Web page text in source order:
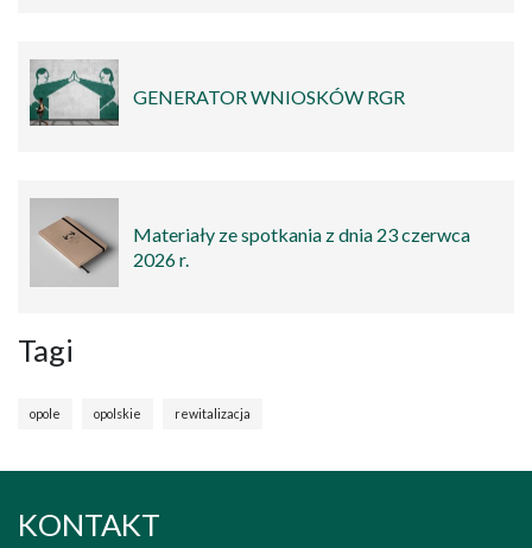
GENERATOR WNIOSKÓW RGR
Materiały ze spotkania z dnia 23 czerwca
2026 r.
Tagi
opole opolskie rewitalizacja
KONTAKT